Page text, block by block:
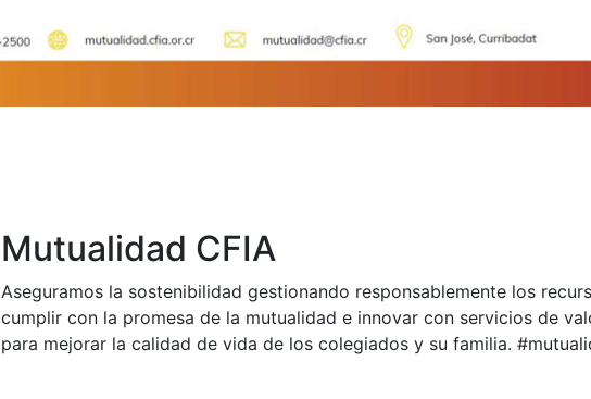
Mutualidad CFIA
Aseguramos la sostenibilidad gestionando responsablemente los
cumplir con la promesa de la mutualidad e innovar con servicios de
para mejorar la calidad de vida de los colegiados y su familia.